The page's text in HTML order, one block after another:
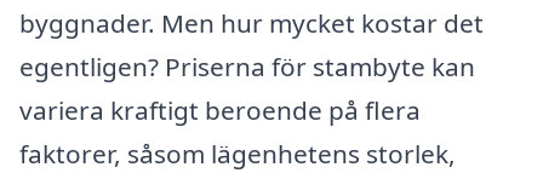
byggnader. Men hur mycket kostar det
egentligen? Priserna för stambyte kan
variera kraftigt beroende på flera
faktorer, såsom lägenhetens storlek,